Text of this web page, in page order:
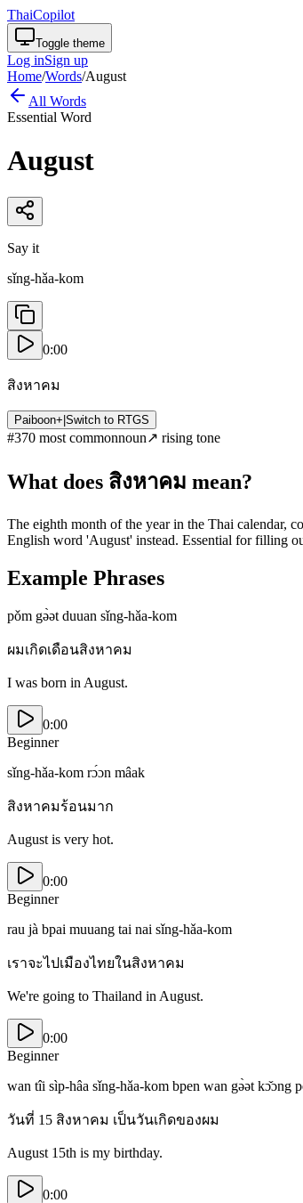
ThaiCopilot
Toggle theme
Log inSign up
Home/Words/August
All Words
Essential Word
August
Say it
sǐng-hǎa-kom
0:00
สิงหาคม
Paiboon+ Switch to RTGS
#370 most commonnoun↗ rising tone
What does สิงหาคม mean?
The eighth month of the year in the Thai calendar,
English word 'August' instead. Essential for filling
Example Phrases
pǒm gə̀ət duuan sǐng-hǎa-kom
ผมเกิดเดือนสิงหาคม
I was born in August.
0:00
Beginner
sǐng-hǎa-kom rɔ́ɔn mâak
สิงหาคมร้อนมาก
August is very hot.
0:00
Beginner
rau jà bpai muuang tai nai sǐng-hǎa-kom
เราจะไปเมืองไทยในสิงหาคม
We're going to Thailand in August.
0:00
Beginner
wan tîi sìp-hâa sǐng-hǎa-kom bpen wan gə̀ət kɔ̌ɔng
วันที่ 15 สิงหาคม เป็นวันเกิดของผม
August 15th is my birthday.
0:00